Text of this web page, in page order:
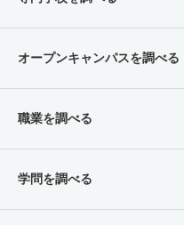
オープンキャンパスを調べる
職業を調べる
学問を調べる